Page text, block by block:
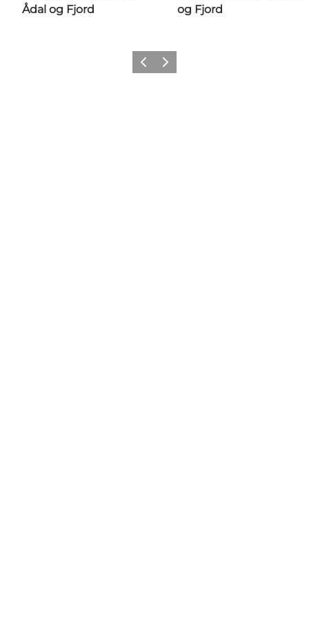
Ådal og Fjord
og Fjord
ForrigeNæste